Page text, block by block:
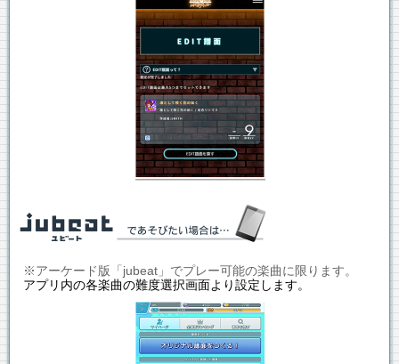
※アーケード版「jubeat」でプレー可能の楽曲に限ります。
アプリ内の各楽曲の難度選択画面より設定します。